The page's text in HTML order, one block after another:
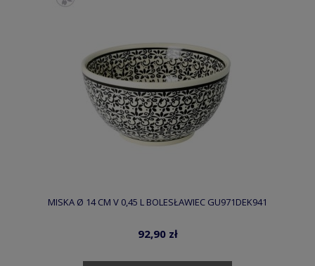
MISKA Ø 14 CM V 0,45 L BOLESŁAWIEC GU971DEK941
92,90 zł